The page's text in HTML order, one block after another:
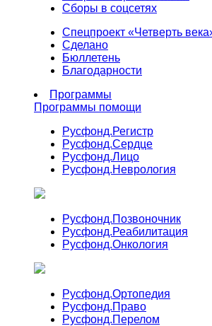
Сборы в соцсетях
Спецпроект «Четверть
Сделано
Бюллетень
Благодарности
Программы
Программы помощи
Русфонд.Регистр
Русфонд.Сердце
Русфонд.Лицо
Русфонд.Неврология
Русфонд.Позвоночник
Русфонд.Реабилитация
Русфонд.Онкология
Русфонд.Ортопедия
Русфонд.Право
Русфонд.Перелом